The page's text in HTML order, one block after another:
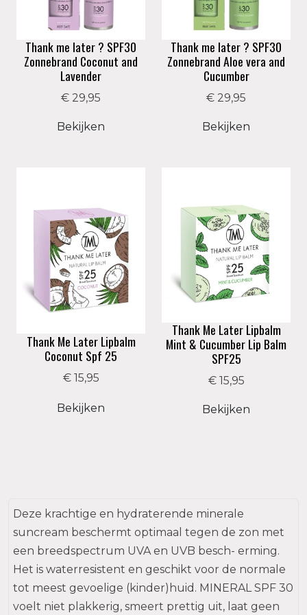
Thank me later ? SPF30
Zonnebrand Coconut and
Lavender
€ 29,95
Bekijken
Thank me later ? SPF30
Zonnebrand Aloe vera and
Cucumber
€ 29,95
Bekijken
Thank Me Later Lipbalm
Coconut Spf 25
€ 15,95
Bekijken
Thank Me Later Lipbalm
Mint & Cucumber Lip Balm
SPF25
€ 15,95
Bekijken
Deze krachtige en hydraterende minerale
suncream beschermt optimaal tegen de zon met
een breedspectrum UVA en UVB besch- erming.
Het is waterresistent en geschikt voor de normale
tot meest gevoelige (kinder)huid. MINERAL SPF 30
voelt niet plakkerig, smeert prettig uit, laat geen